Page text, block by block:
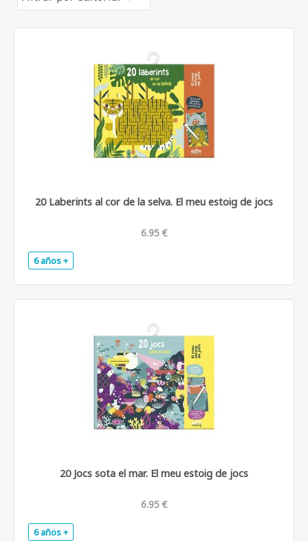
20 Laberints al cor de la selva. El meu estoig de jocs
6.95 €
6 años +
20 Jocs sota el mar. El meu estoig de jocs
6.95 €
6 años +